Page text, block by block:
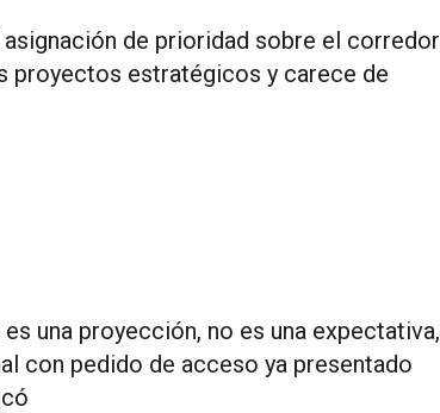
de prioridad sobre el corredor
proyectos estratégicos y carece de
es una proyección, no es una expectativa,
con pedido de acceso ya presentado